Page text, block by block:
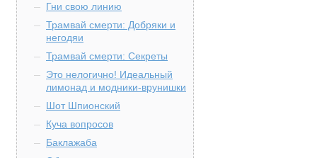
Гни свою линию
Трамвай смерти: Добряки и
негодяи
Трамвай смерти: Секреты
Это нелогично! Идеальный
лимонад и модники-врунишки
Шот Шпионский
Куча вопросов
Баклажаба